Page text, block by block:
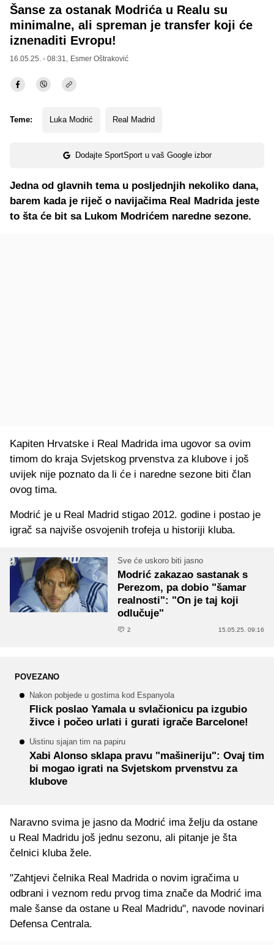
Šanse za ostanak Modrića u Realu su
minimalne, ali spreman je transfer koji će
iznenaditi Evropu!
16.05.25. - 08:31, Esmer Oštraković
Teme: Luka Modrić Real Madrid
Dodajte SportSport u vaš Google izbor
Jedna od glavnih tema u posljednjih nekoliko dana,
barem kada je riječ o navijačima Real Madrida jeste
to šta će bit sa Lukom Modrićem naredne sezone.
Kapiten Hrvatske i Real Madrida ima ugovor sa ovim
timom do kraja Svjetskog prvenstva za klubove i još
uvijek nije poznato da li će i naredne sezone biti član
ovog tima.
Modrić je u Real Madrid stigao 2012. godine i postao je
igrač sa najviše osvojenih trofeja u historiji kluba.
Sve će uskoro biti jasno
Modrić zakazao sastanak s
Perezom, pa dobio "šamar
realnosti": "On je taj koji
odlučuje"
2 15.05.25. 09:16
POVEZANO
Nakon pobjede u gostima kod Espanyola
Flick poslao Yamala u svlačionicu pa izgubio
živce i počeo urlati i gurati igrače Barcelone!
Uistinu sjajan tim na papiru
Xabi Alonso sklapa pravu "mašineriju": Ovaj tim
bi mogao igrati na Svjetskom prvenstvu za
klubove
Naravno svima je jasno da Modrić ima želju da ostane
u Real Madridu još jednu sezonu, ali pitanje je šta
čelnici kluba žele.
"Zahtjevi čelnika Real Madrida o novim igračima u
odbrani i veznom redu prvog tima znače da Modrić ima
male šanse da ostane u Real Madridu", navode novinari
Defensa Centrala.